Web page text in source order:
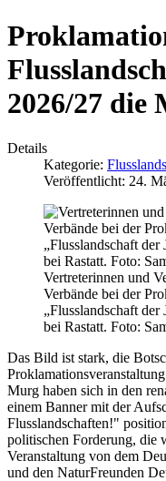
2026/27 die
Details
Kategorie:
Veröffentlicht: 24.
Vertreterinnen und
Verbände bei der
„Flusslandschaft
bei Rastatt. Foto:
Das Bild ist stark, die
Murg haben sich in den
einem Banner mit der
Flusslandschaften!"
politischen Forderung, die
Veranstaltung von dem
und den NaturFreunden